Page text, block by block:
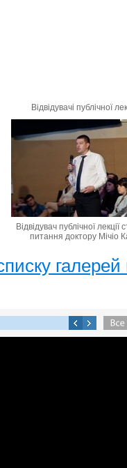
Відвідувачі публічної
Відвідувач публічної лекції
питання доктору Мічіо
галерей